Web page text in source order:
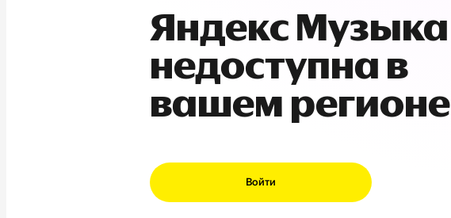
Яндекс Музыка
недоступна в
вашем регионе
Войти